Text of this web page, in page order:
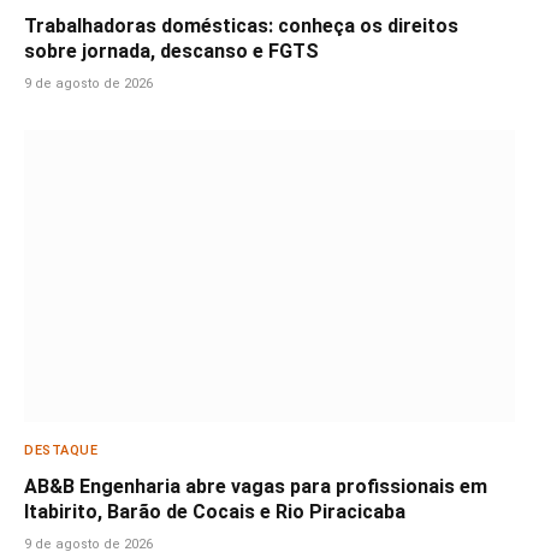
Trabalhadoras domésticas: conheça os direitos
sobre jornada, descanso e FGTS
9 de agosto de 2026
DESTAQUE
AB&B Engenharia abre vagas para profissionais em
Itabirito, Barão de Cocais e Rio Piracicaba
9 de agosto de 2026